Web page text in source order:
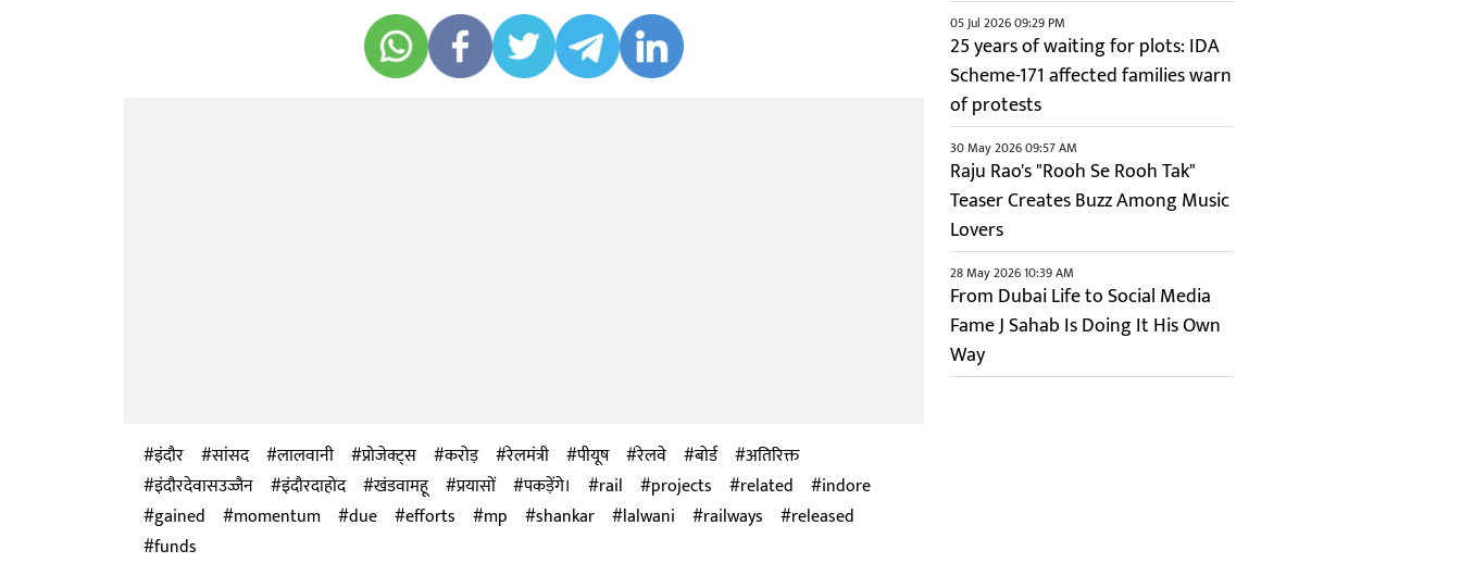
इंदौर सांसद लालवानी प्रोजेक्ट्स करोड़ रेलमंत्री पीयूष रेलवे बोर्ड
अतिरिक्त
इंदौरदेवासउज्जैन
इंदौरदाहोद खंडवामहू प्रयासों पकड़ेंगे। rail projects related
indore
gained
momentum due efforts mp shankar lalwani railways
released
funds
05 Jul 2026 09:29 PM
25 years of waiting for plots: IDA
Scheme-171 affected families warn
of protests
30 May 2026 09:57 AM
Raju Rao's "Rooh Se Rooh Tak"
Teaser Creates Buzz Among Music
Lovers
28 May 2026 10:39 AM
From Dubai Life to Social Media
Fame J Sahab Is Doing It His Own
Way